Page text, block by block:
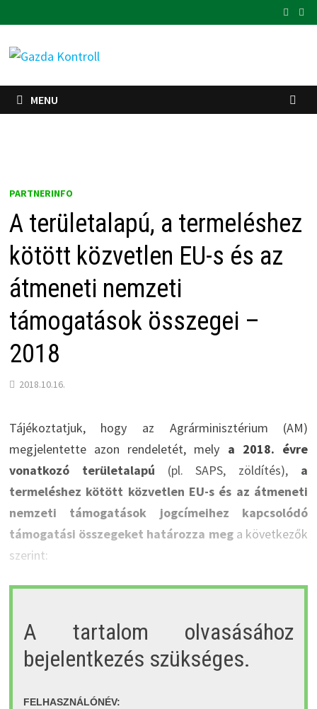
to
content
MENU
PARTNERINFO
A területalapú, a termeléshez
kötött közvetlen EU-s és az
átmeneti nemzeti
támogatások összegei –
2018
2018.10.16.
Tájékoztatjuk, hogy az Agrárminisztérium (AM)
megjelentette azon rendeletét, mely a 2018. évre
vonatkozó területalapú (pl. SAPS, zöldítés), a
termeléshez kötött közvetlen EU-s és az átmeneti
nemzeti támogatások jogcímeihez kapcsolódó
támogatási összegeket határozza mega következők
szerint:
A tartalom olvasásához
bejelentkezés szükséges.
FELHASZNÁLÓNÉV: